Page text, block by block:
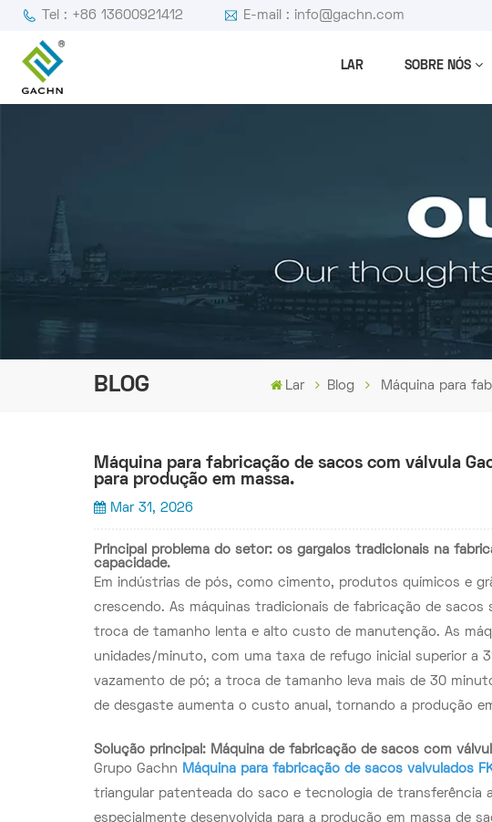
Tel : +86 13600921412 E-mail : info@gachn.com
LAR SOBRE NÓS
BLOG Lar Blog Máquina para
Máquina para fabricação de sacos com válvula
para produção em massa.
Mar 31, 2026
Principal problema do setor: os gargalos tradicionais na
capacidade.
Em indústrias de pós, como cimento, produtos químicos e
crescendo. As máquinas tradicionais de fabricação de
troca de tamanho lenta e alto custo de manutenção. As
unidades/minuto, com uma taxa de refugo inicial superior a
vazamento de pó; a troca de tamanho leva mais de 30
de desgaste aumenta o custo anual, tornando a produção
Solução principal: Máquina de fabricação de sacos com
Grupo Gachn Máquina para fabricação de sacos valvulados
triangular patenteada do saco e tecnologia de transferência
especialmente desenvolvida para a produção em massa de